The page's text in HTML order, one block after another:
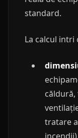
standard.
La calcul intri
tratare